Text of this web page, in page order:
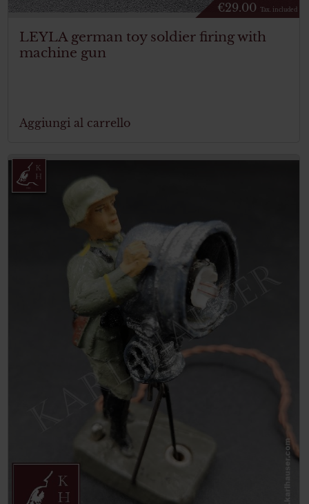
€29.00 Tax. included
LEYLA german toy soldier firing with
machine gun
Aggiungi al carrello